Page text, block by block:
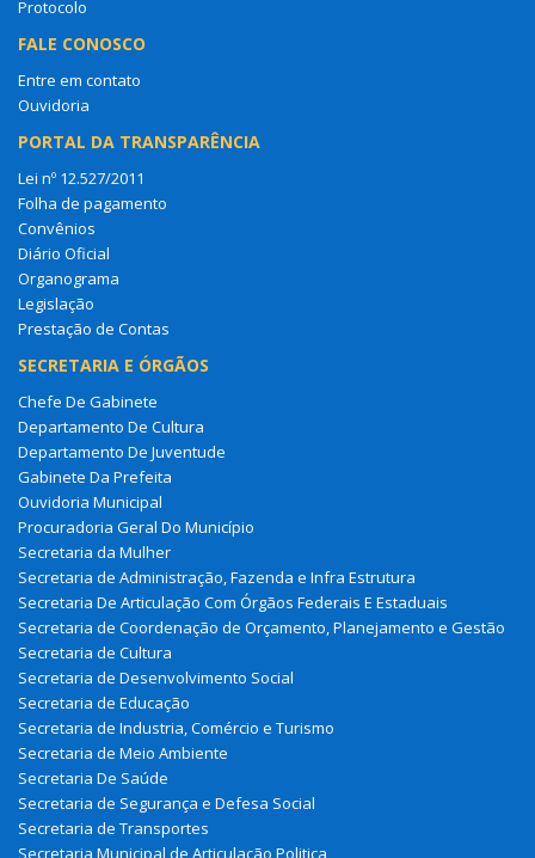
Protocolo
FALE CONOSCO
Entre em contato
Ouvidoria
PORTAL DA TRANSPARÊNCIA
Lei nº 12.527/2011
Folha de pagamento
Convênios
Diário Oficial
Organograma
Legislação
Prestação de Contas
SECRETARIA E ÓRGÃOS
Chefe De Gabinete
Departamento De Cultura
Departamento De Juventude
Gabinete Da Prefeita
Ouvidoria Municipal
Procuradoria Geral Do Município
Secretaria da Mulher
Secretaria de Administração, Fazenda e Infra Estrutura
Secretaria De Articulação Com Órgãos Federais E Estaduais
Secretaria de Coordenação de Orçamento, Planejamento e Gestão
Secretaria de Cultura
Secretaria de Desenvolvimento Social
Secretaria de Educação
Secretaria de Industria, Comércio e Turismo
Secretaria de Meio Ambiente
Secretaria De Saúde
Secretaria de Segurança e Defesa Social
Secretaria de Transportes
Secretaria Municipal de Articulação Politica